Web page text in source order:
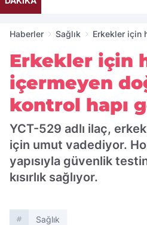
Haberler Sağlık
Erkekler için
Erkekler için
içermeyen
kontrol hapı
YCT-529 adlı ilaç,
için umut vadediyor.
yapısıyla güvenlik
kısırlık sağlıyor.
Sağlık